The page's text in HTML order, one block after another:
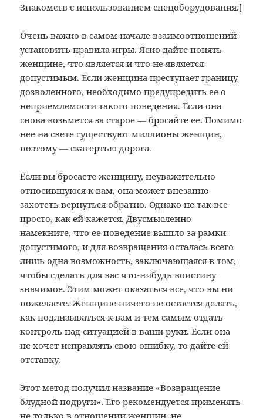
Знакомств с использованием спецоборудования.]
Очень важно в самом начале взаимоотношений
установить правила игры. Ясно дайте понять
женщине, что является и что не является
допустимым. Если женщина преступает границу
дозволенного, необходимо предупредить ее о
неприемлемости такого поведения. Если она
снова возьмется за старое — бросайте ее. Помимо
нее на свете существуют миллионы женщин,
поэтому — скатертью дорога.
Если вы бросаете женщину, неуважительно
относившуюся к вам, она может внезапно
захотеть вернуться обратно. Однако не так все
просто, как ей кажется. Двусмысленно
намекните, что ее поведение вышло за рамки
допустимого, и для возвращения осталась всего
лишь одна возможность, заключающаяся в том,
чтобы сделать для вас что-нибудь воистину
значимое. Этим может оказаться все, что вы ни
пожелаете. Женщине ничего не остается делать,
как подлизываться к вам и тем самым отдать
контроль над ситуацией в ваши руки. Если она
не хочет исправлять свою ошибку, то дайте ей
отставку.
Этот метод получил название «Возвращение
блудной подруги». Его рекомендуется применять
не только в отношении женщин, не